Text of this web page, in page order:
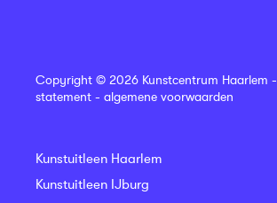
Copyright © 2026 Kunstcentrum Haarlem -
statement - algemene voorwaarden
Kunstuitleen Haarlem
Kunstuitleen IJburg